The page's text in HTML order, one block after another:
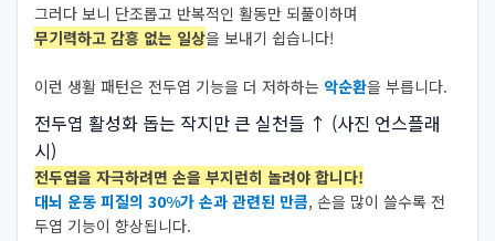
그러다 보니 단조롭고 반복적인 활동만 되풀이하며
무기력하고 감흥 없는 일상을 보내기 쉽습니다!
이런 생활 패턴은 전두엽 기능을 더 저하하는 악순환을 부릅니다.
전두엽 활성화 돕는 작지만 큰 실천들 ↑ (사진 언스플래
시)
전두엽을 자극하려면 손을 부지런히 놀려야 합니다!
대뇌 운동 피질의 30%가 손과 관련된 만큼, 손을 많이 쓸수록 전
두엽 기능이 향상됩니다.